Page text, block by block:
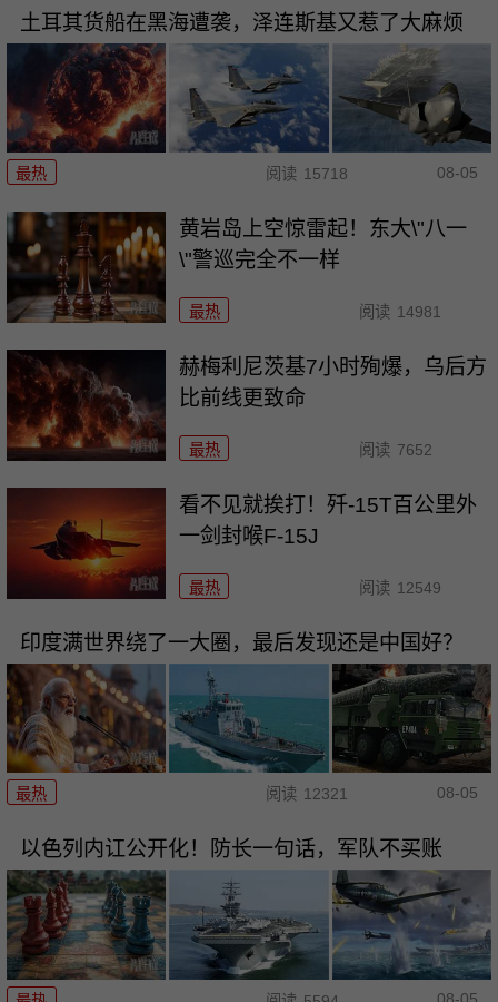
土耳其货船在黑海遭袭，泽连斯基又惹了大麻烦
最热 阅读 15718 08-05
黄岩岛上空惊雷起！东大\"八一
\"警巡完全不一样
最热 阅读 14981
赫梅利尼茨基7小时殉爆，乌后方
比前线更致命
最热 阅读 7652
看不见就挨打！歼-15T百公里外
一剑封喉F-15J
最热 阅读 12549
印度满世界绕了一大圈，最后发现还是中国好？
最热 阅读 12321 08-05
以色列内讧公开化！防长一句话，军队不买账